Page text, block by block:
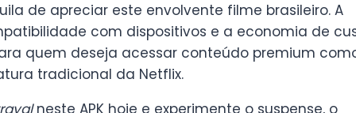
de apreciar este envolvente filme brasileiro. A
com dispositivos e a economia de
quem deseja acessar conteúdo premium
tradicional da Netflix.